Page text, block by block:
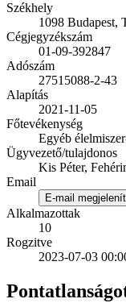
Székhely
1098 Budapest,
Cégjegyzékszám
01-09-392847
Adószám
27515088-2-43
Alapítás
2021-11-05
Főtevékenység
Egyéb
Ügyvezető/tulajdonos
Kis Péter,
Email
E-mail
Alkalmazottak
10
Rogzitve
2023-07-03